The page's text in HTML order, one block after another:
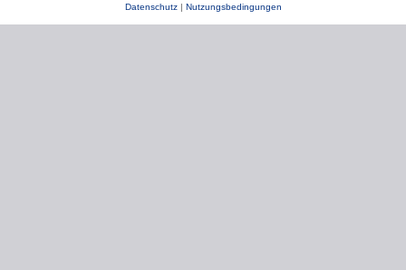
Datenschutz| Nutzungsbedingungen